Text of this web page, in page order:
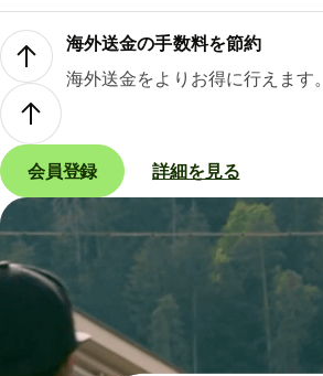
海外送金の手数料を節約
海外送金をよりお得に行えます。
会員登録 詳細を見る